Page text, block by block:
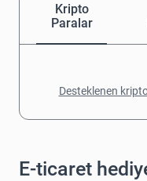
Kripto
Paralar
Desteklenen
E-ticaret